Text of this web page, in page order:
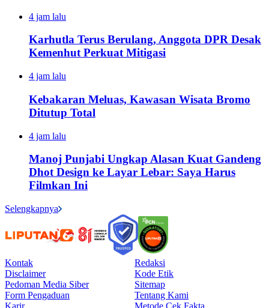
4 jam lalu
Karhutla Terus Berulang, Anggota DPR Desak
Kemenhut Perkuat Mitigasi
4 jam lalu
Kebakaran Meluas, Kawasan Wisata Bromo
Ditutup Total
4 jam lalu
Manoj Punjabi Ungkap Alasan Kuat Gandeng
Dhot Design ke Layar Lebar: Saya Harus
Filmkan Ini
Selengkapnya
Kontak
Redaksi
Disclaimer
Kode Etik
Pedoman Media Siber
Sitemap
Form Pengaduan
Tentang Kami
Karir
Metode Cek Fakta